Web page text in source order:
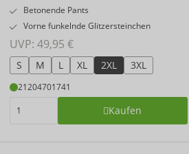
Betonende Pants
Vorne funkelnde Glitzersteinchen
UVP: 49,95 €
S M L XL 2XL 3XL
21204701741
Kaufen